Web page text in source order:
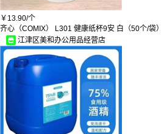
BLUE LAKE
龙记
泰福高
沃柯雷克
朴西
美得理
乐尔马
哈尔斯
YIUDS
￥ 13.90/个
齐心（COMIX） L301 健康纸杯9安 白（50个/袋）
江津区美和办公用品经营店